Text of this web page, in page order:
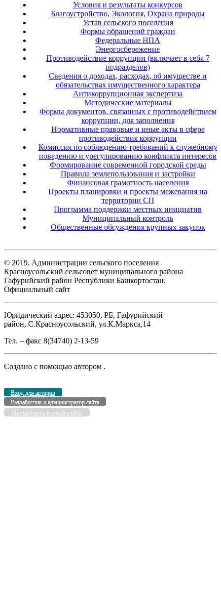
Условия и результаты конкурсов
Благоустройство, Экология, Охрана природы
Устав сельского поселения
Формы обращений граждан
Федеральные НПА
Энергосбережение
Противодействие коррупции (включает в себя 7
подразделов)
Сведения о доходах, расходах, об имуществе и
обязательствах имущественного характера
Антикоррупционная экспертиза
Методические материалы
Формы документов, связанных с противодействием
коррупции, для заполнения
Нормативные правовые и иные акты в сфере
противодействия коррупции
Комиссия по соблюдению требований к служебному
поведению и урегулированию конфликта интересов
Формирование современной городской среды
Правила землепользования и застройки
Финансовая грамотность населения
Проекты планировки и проекты межевания на
территории СП
Программа поддержки местных инициатив
Муниципальный контроль
Общественные обсуждения крупных закупок
© 2019. Администрации сельского поселения
Красноусольский сельсовет муниципального района
Гафурийский район Республики Башкортостан.
Официальный сайт
Юридический адрес: 453050, РБ, Гафурийский
район, С.Красноусольский, ул.К.Маркса,14
Тел. – факс 8(34740) 2-13-59
Создано с помощью автором .
Вход для авторов
Разработчик и администратор сайта
Посмотреть гостей сайта